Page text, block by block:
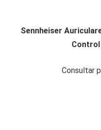
Sennheiser
Consultar